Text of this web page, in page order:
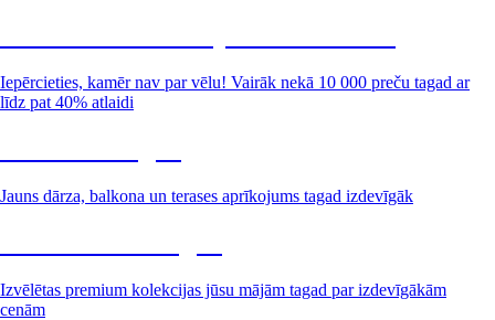
Iepērcieties, kamēr nav par vēlu! Vairāk nekā 10 000 preču tagad ar
līdz pat 40% atlaidi
Jauns dārza, balkona un terases aprīkojums tagad izdevīgāk
Izvēlētas premium kolekcijas jūsu mājām tagad par izdevīgākām
cenām